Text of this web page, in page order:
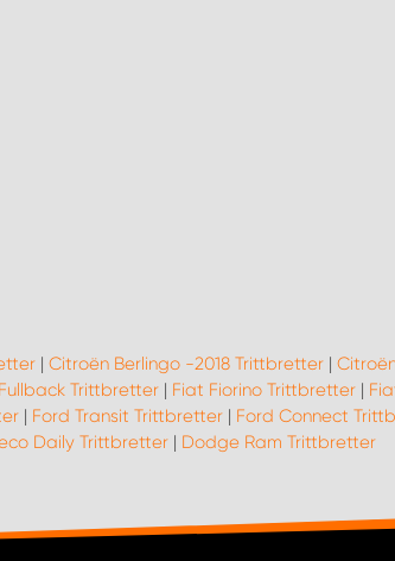
| Citroën Berlingo -2018 Trittbretter|
Trittbretter | Fiat Fiorino Trittbretter |
| Ford Transit Trittbretter| Ford Connect
Daily Trittbretter | Dodge Ram Trittbretter